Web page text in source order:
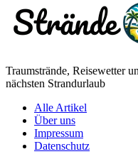
Traumstrände, Reisewetter
nächsten Strandurlaub
Alle Artikel
Über uns
Impressum
Datenschutz